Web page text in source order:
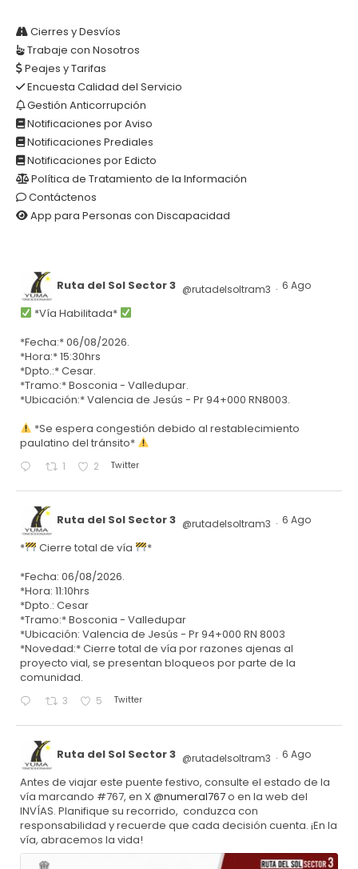
Cierres y Desvíos
Trabaje con Nosotros
Peajes y Tarifas
Encuesta Calidad del Servicio
Gestión Anticorrupción
Notificaciones por Aviso
Notificaciones Prediales
Notificaciones por Edicto
Política de Tratamiento de la Información
Contáctenos
App para Personas con Discapacidad
Ruta del Sol Sector 3 @rutadelsoltram3 · 6 Ago
*Vía Habilitada*
*Fecha:* 06/08/2026.
*Hora:* 15:30hrs
*Dpto.:* Cesar.
*Tramo:* Bosconia - Valledupar.
*Ubicación:* Valencia de Jesús - Pr 94+000 RN8003.
*Se espera congestión debido al restablecimiento
paulatino del tránsito*
1 2 Twitter
Ruta del Sol Sector 3 @rutadelsoltram3 · 6 Ago
* Cierre total de vía
*
*Fecha: 06/08/2026.
*Hora: 11:10hrs
*Dpto.: Cesar
*Tramo:* Bosconia - Valledupar
*Ubicación: Valencia de Jesús - Pr 94+000 RN 8003
*Novedad:* Cierre total de vía por razones ajenas al
proyecto vial, se presentan bloqueos por parte de la
comunidad.
3 5 Twitter
Ruta del Sol Sector 3 @rutadelsoltram3 · 6 Ago
Antes de viajar este puente festivo, consulte el estado de la
vía marcando #767, en X@numeral767o en la web del
INVÍAS. Planifique su recorrido, conduzca con
responsabilidad y recuerde que cada decisión cuenta. ¡En la
vía, abracemos la vida!